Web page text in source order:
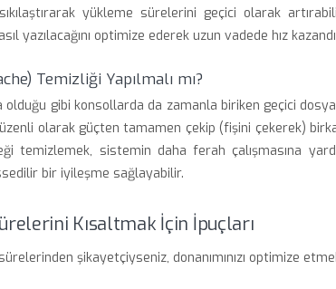
yükleme sürelerini geçici olarak
yazılacağını optimize ederek uzun vadede hız
Temizliği Yapılmalı mı?
olduğu gibi konsollarda da zamanla biriken geçici
olarak güçten tamamen çekip (fişini çekerek)
temizlemek, sistemin daha ferah çalışmasına
bir iyileşme sağlayabilir.
Kısaltmak İçin İpuçları
şikayetçiyseniz, donanımınızı optimize